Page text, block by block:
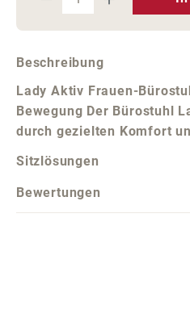
Beschreibung
Lady Aktiv Frauen-
Bewegung Der Bürostuhl
durch gezielten Komfort
Sitzlösungen
Bewertungen